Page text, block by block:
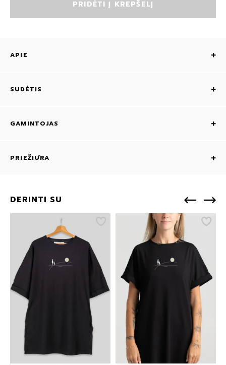
PRIDĖTI Į KREPŠELĮ
APIE
SUDĖTIS
GAMINTOJAS
PRIEŽIŪRA
DERINTI SU